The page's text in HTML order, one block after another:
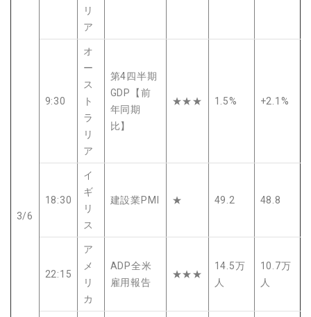
3/6
リ
ア
9:30
オ
ー
ス
ト
ラ
リ
ア
第4四半期
GDP【前
年同期
比】
★★★ 1.5% +2.1%
18:30
イ
ギ
リ
ス
建設業PMI ★ 49.2 48.8
22:15
ア
メ
リ
カ
ADP全米
雇用報告
★★★
14.5万
人
10.7万
人